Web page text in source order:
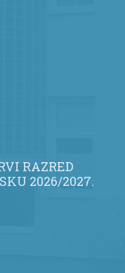
RAZRED
2026/2027.